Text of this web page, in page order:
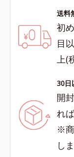
送料
初
目
上(
30日
開
れ
※商
し